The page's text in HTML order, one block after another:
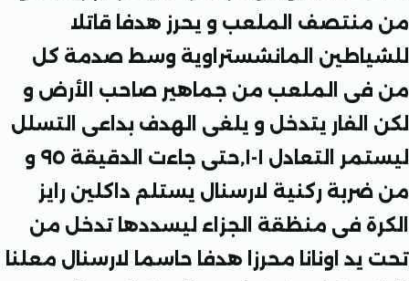
الملعب و يحرز هدفا قاتلا
المانشستراوية وسط صدمة كل
الملعب من جماهير صاحب الأرض و
يتدخل و يلغى الهدف بداعى التسلل
ليستمر التعادل ١-١,حتى جاءت الدقيقة ٩٥ و
ركنية لارسنال يستلم داكلين رايز
فى منظقة الجزاء ليسددها تدخل من
اونانا محرزا هدفا حاسما لارسنال معلنا